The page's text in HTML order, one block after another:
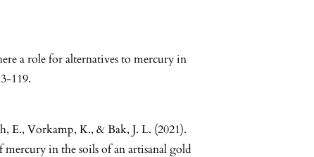
a role for alternatives to mercury in
119.
E., Vorkamp, K., & Bak, J. L. (2021).
mercury in the soils of an artisanal gold